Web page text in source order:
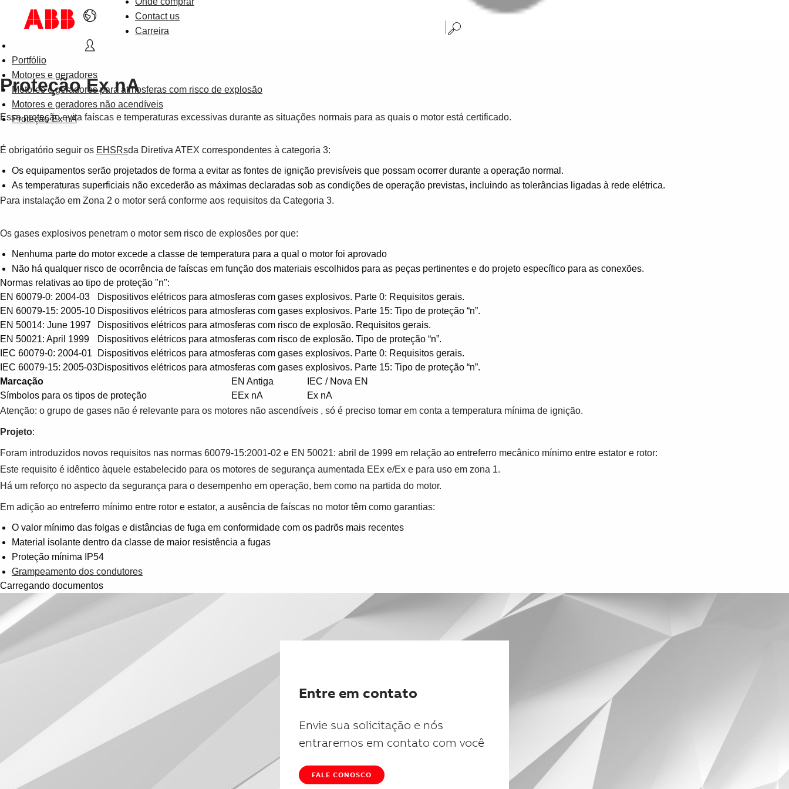
Contact us
Carreira
Portfólio
Motores e geradores
Motores e geradores para atmosferas com risco de explosão
Motores e geradores não acendíveis
Proteção Ex nA
Proteção Ex nA
Essa proteção evita faíscas e temperaturas excessivas durante as situações normais para as quais o motor está certificado.
É obrigatório seguir os EHSRsda Diretiva ATEX correspondentes à categoria 3:
Os equipamentos serão projetados de forma a evitar as fontes de ignição previsíveis que possam ocorrer durante a operação normal.
As temperaturas superficiais não excederão as máximas declaradas sob as condições de operação previstas, incluindo as tolerâncias ligadas à rede elétrica.
Para instalação em Zona 2 o motor será conforme aos requisitos da Categoria 3.
Os gases explosivos penetram o motor sem risco de explosões por que:
Nenhuma parte do motor excede a classe de temperatura para a qual o motor foi aprovado
Não há qualquer risco de ocorrência de faíscas em função dos materiais escolhidos para as peças pertinentes e do projeto específico para as conexões.
Normas relativas ao tipo de proteção "n":
EN 60079-0: 2004-03
Dispositivos elétricos para atmosferas com gases explosivos. Parte 0: Requisitos gerais.
EN 60079-15: 2005-10 Dispositivos elétricos para atmosferas com gases explosivos. Parte 15: Tipo de proteção “n”.
EN 50014: June 1997
Dispositivos elétricos para atmosferas com risco de explosão. Requisitos gerais.
EN 50021: April 1999
Dispositivos elétricos para atmosferas com risco de explosão. Tipo de proteção “n”.
IEC 60079-0: 2004-01
Dispositivos elétricos para atmosferas com gases explosivos. Parte 0: Requisitos gerais.
IEC 60079-15: 2005-03Dispositivos elétricos para atmosferas com gases explosivos. Parte 15: Tipo de proteção “n”.
Marcação
EN Antiga
IEC / Nova EN
Símbolos para os tipos de proteção
EEx nA
Ex nA
Atenção: o grupo de gases não é relevante para os motores não ascendíveis , só é preciso tomar em conta a temperatura mínima de ignição.
Projeto:
Foram introduzidos novos requisitos nas normas 60079-15:2001-02 e EN 50021: abril de 1999 em relação ao entreferro mecânico mínimo entre estator e rotor:
Este requisito é idêntico àquele estabelecido para os motores de segurança aumentada EEx e/Ex e para uso em zona 1.
Há um reforço no aspecto da segurança para o desempenho em operação, bem como na partida do motor.
Em adição ao entreferro mínimo entre rotor e estator, a ausência de faíscas no motor têm como garantias:
O valor mínimo das folgas e distâncias de fuga em conformidade com os padrõs mais recentes
Material isolante dentro da classe de maior resistência a fugas
Proteção mínima IP54
Grampeamento dos condutores
Carregando documentos
Entre em contato
Envie sua solicitação e nós
entraremos em contato com você
FALE CONOSCO